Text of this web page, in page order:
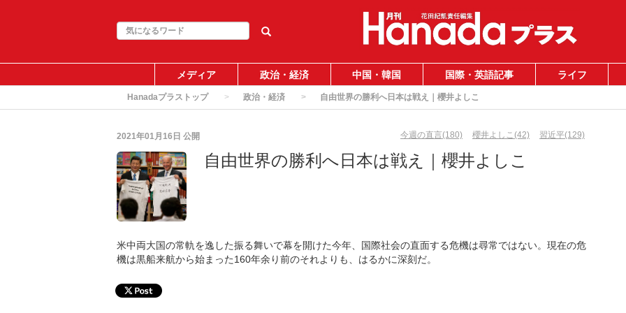
メディア 政治・経済 中国・韓国 国際・英語記事 ライフ
Hanadaプラストップ 政治・経済 自由世界の勝利へ日本は戦え｜櫻井よしこ
2021年01月16日 公開 今週の直言(180) 櫻井よしこ(42) 習近平(129)
自由世界の勝利へ日本は戦え｜櫻井よしこ
米中両大国の常軌を逸した振る舞いで幕を開けた今年、国際社会の直面する危機は尋常ではない。現在の危
機は黒船来航から始まった160年余り前のそれよりも、はるかに深刻だ。